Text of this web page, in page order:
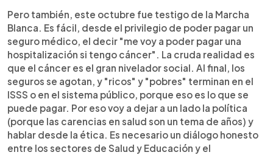
Pero también, este octubre fue testigo de la Marcha
Blanca. Es fácil, desde el privilegio de poder pagar un
seguro médico, el decir "me voy a poder pagar una
hospitalización si tengo cáncer". La cruda realidad es
que el cáncer es el gran nivelador social. Al final, los
seguros se agotan, y "ricos" y "pobres" terminan en el
ISSS o en el sistema público, porque eso es lo que se
puede pagar. Por eso voy a dejar a un lado la política
(porque las carencias en salud son un tema de años) y
hablar desde la ética. Es necesario un diálogo honesto
entre los sectores de Salud y Educación y el